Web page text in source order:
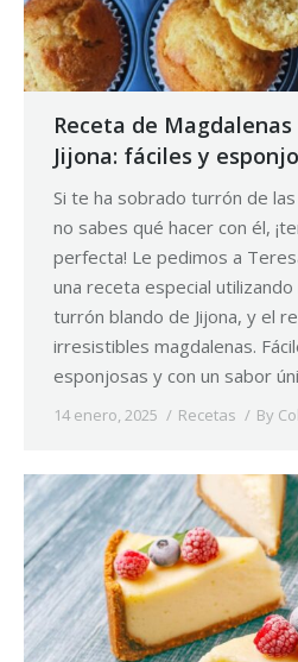
Receta de
Jijona: fáciles y
Si te ha sobrado turrón de
no sabes qué hacer con él,
perfecta! Le pedimos a
una receta especial
turrón blando de Jijona, y el
irresistibles magdalenas.
esponjosas y con un sabor
14 enero, 2025 Recetas By